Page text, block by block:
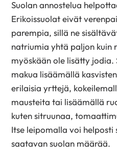
Suolan annostelua
Erikoissuolat eivät
parempia, sillä ne
natriumia yhtä paljon kuin
myöskään ole lisätty jodia.
makua lisäämällä
erilaisia yrttejä,
mausteita tai lisäämällä
kuten sitruunaa,
Itse leipomalla voi
saatavan suolan määrää.